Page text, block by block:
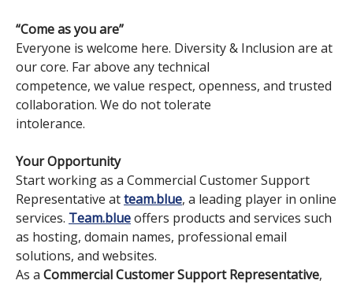
“Come as you are”
Everyone is welcome here. Diversity & Inclusion are at
our core. Far above any technical
competence, we value respect, openness, and trusted
collaboration. We do not tolerate
intolerance.
Your Opportunity
Start working as a Commercial Customer Support
Representative atteam.blue, a leading player in online
services. Team.blueoffers products and services such
as hosting, domain names, professional email
solutions, and websites.
As a Commercial Customer Support Representative,